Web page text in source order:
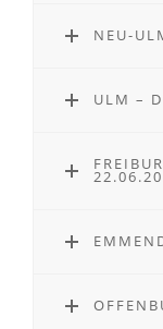
NEU-
ULM –